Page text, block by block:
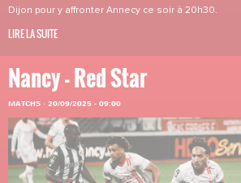
Dijon pour y affronter Annecy ce soir à 20h30.
LIRE LA SUITE
Nancy - Red Star
MATCHS · 20/09/2025 - 09:00